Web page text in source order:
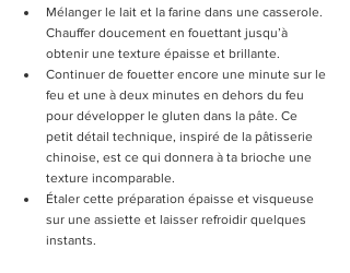
Mélanger le lait et la farine dans une casserole.
Chauffer doucement en fouettant jusqu’à
obtenir une texture épaisse et brillante.
Continuer de fouetter encore une minute sur le
feu et une à deux minutes en dehors du feu
pour développer le gluten dans la pâte. Ce
petit détail technique, inspiré de la pâtisserie
chinoise, est ce qui donnera à ta brioche une
texture incomparable.
Étaler cette préparation épaisse et visqueuse
sur une assiette et laisser refroidir quelques
instants.